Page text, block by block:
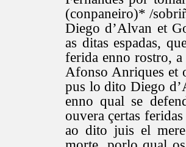
(conpaneiro)* /
Diego d’Alvan et
as ditas espadas,
ferida enno rostro,
Afonso Anriques et
pus lo dito Diego
enno qual se
ouvera çertas
ao dito juis el